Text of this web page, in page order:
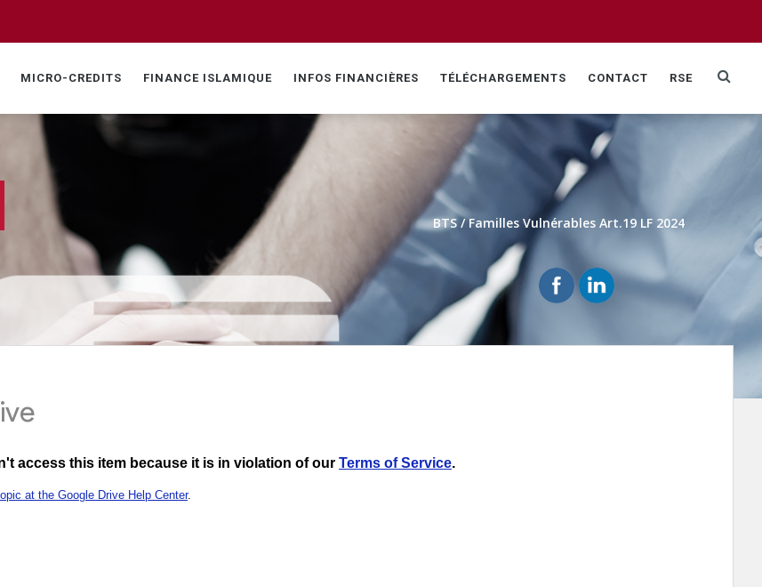
MICRO-CREDITS FINANCE ISLAMIQUE INFOS FINANCIÈRES TÉLÉCHARGEMENTS CONTACT RSE
BTS/Familles Vulnérables Art.19 LF 2024